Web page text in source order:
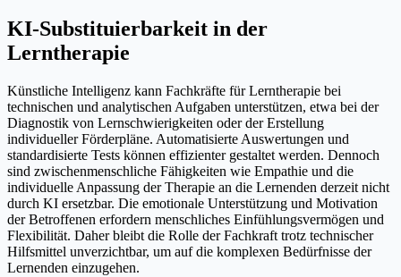
KI-Substituierbarkeit in der
Lerntherapie
Künstliche Intelligenz kann Fachkräfte für Lerntherapie bei
technischen und analytischen Aufgaben unterstützen, etwa bei der
Diagnostik von Lernschwierigkeiten oder der Erstellung
individueller Förderpläne. Automatisierte Auswertungen und
standardisierte Tests können effizienter gestaltet werden. Dennoch
sind zwischenmenschliche Fähigkeiten wie Empathie und die
individuelle Anpassung der Therapie an die Lernenden derzeit nicht
durch KI ersetzbar. Die emotionale Unterstützung und Motivation
der Betroffenen erfordern menschliches Einfühlungsvermögen und
Flexibilität. Daher bleibt die Rolle der Fachkraft trotz technischer
Hilfsmittel unverzichtbar, um auf die komplexen Bedürfnisse der
Lernenden einzugehen.